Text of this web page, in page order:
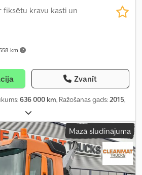
km
fiksētu kravu kasti un
Zvanīt
636 000 km, Ražošanas gads:2015,
Mazā sludinājuma